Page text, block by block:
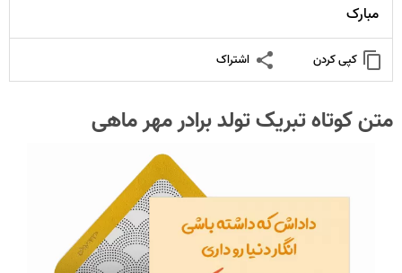
مبارک
کپی کردن اشتراک
متن کوتاه تبریک تولد برادر مهر ماهی